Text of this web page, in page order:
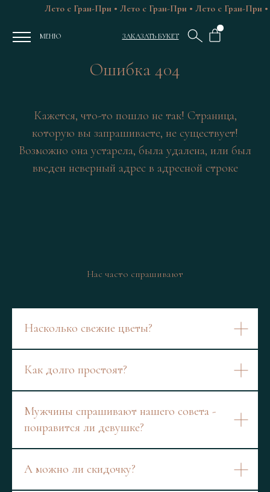
МЕНЮ
Лето с Гран-При • Лето с Гран-При • Лето с Гран-При
ЗАКАЗАТЬ БУКЕТ
Ошибка 404
Кажется, что-то пошло не так! Страница,
которую вы запрашиваете, не существует!
Возможно она устарела, была удалена, или был
введен неверный адрес в адресной строке
Нас часто спрашивают
Насколько свежие цветы?
Как долго простоят?
Мужчины спрашивают нашего совета -
понравится ли девушке?
А можно ли скидочку?